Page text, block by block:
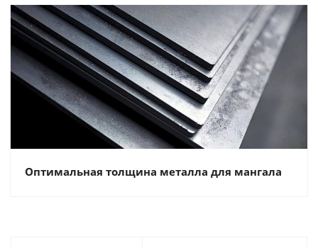
Оптимальная толщина металла для мангала